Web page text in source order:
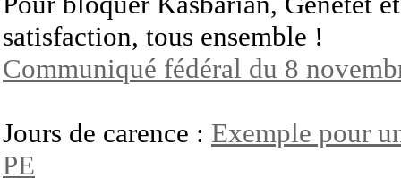
satisfaction, tous ensemble !
Communiqué fédéral du 8
Jours de carence : Exemple pour
PE